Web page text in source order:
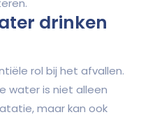
drinken
rol bij het afvallen.
water is niet alleen
maar kan ook